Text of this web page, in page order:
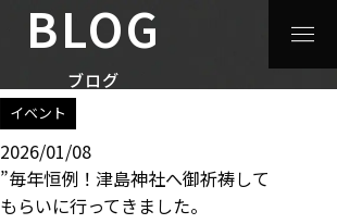
BLOG
ブログ
イベント
2026/01/08
”毎年恒例！津島神社へ御祈祷して
もらいに行ってきました。